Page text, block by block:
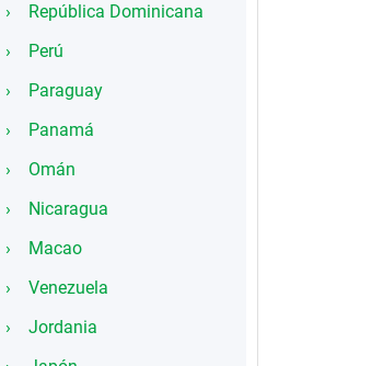
República Dominicana
Perú
Paraguay
Panamá
Omán
Nicaragua
Macao
Venezuela
Jordania